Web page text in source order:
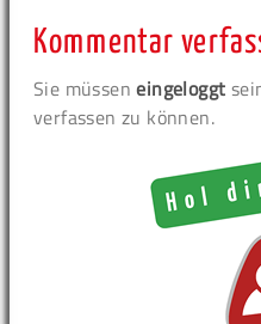
Kommentar
Sie müsseneingeloggt
verfassen zu können.